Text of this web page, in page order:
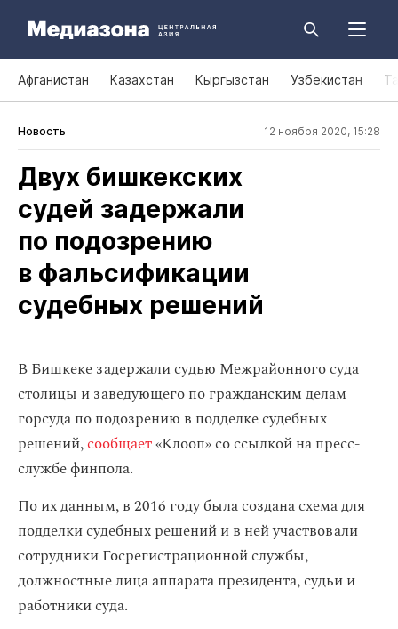
Афганистан Казахстан Кыргызстан Узбекистан
Новость 12 ноября 2020, 15:28
Двух бишкекских
судей задержали
по подозрению
в фальсификации
судебных решений
В Бишкеке задержали судью Межрайонного суда
столицы и заведующего по гражданским делам
горсуда по подозрению в подделке судебных
решений,сообщает«Клооп» со ссылкой на пресс-
службе финпола.
По их данным, в 2016 году была создана схема для
подделки судебных решений и в ней участвовали
сотрудники Госрегистрационной службы,
должностные лица аппарата президента, судьи и
работники суда.